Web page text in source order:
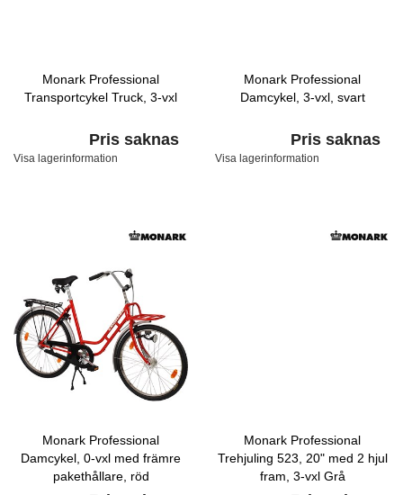
Monark Professional
Transportcykel Truck, 3-vxl
Pris saknas
Visa lagerinformation
Monark Professional
Damcykel, 3-vxl, svart
Pris saknas
Visa lagerinformation
Monark Professional
Damcykel, 0-vxl med främre
pakethållare, röd
Monark Professional
Trehjuling 523, 20" med 2 hjul
fram, 3-vxl Grå